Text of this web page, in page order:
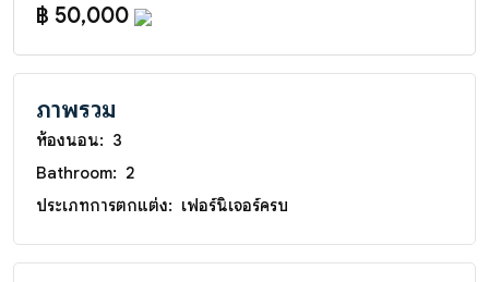
฿ 50,000
ภาพรวม
ห้องนอน: 3
Bathroom: 2
ประเภทการตกแต่ง: เฟอร์นิเจอร์ครบ